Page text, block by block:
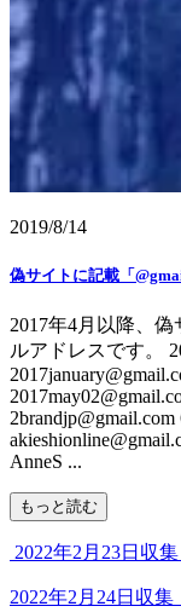
2019/8/14
偽サイトに記載「
2017年4月以降、
ルアドレスです。
AnneS ...
もっと読む
2022年2月23日収
2022年2月24日収集